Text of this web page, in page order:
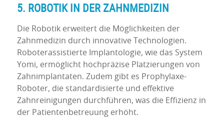
5. ROBOTIK IN DER ZAHNMEDIZIN
Die Robotik erweitert die Möglichkeiten der
Zahnmedizin durch innovative Technologien.
Roboterassistierte Implantologie, wie das System
Yomi, ermöglicht hochpräzise Platzierungen von
Zahnimplantaten. Zudem gibt es Prophylaxe-
Roboter, die standardisierte und effektive
Zahnreinigungen durchführen, was die Effizienz in
der Patientenbetreuung erhöht.